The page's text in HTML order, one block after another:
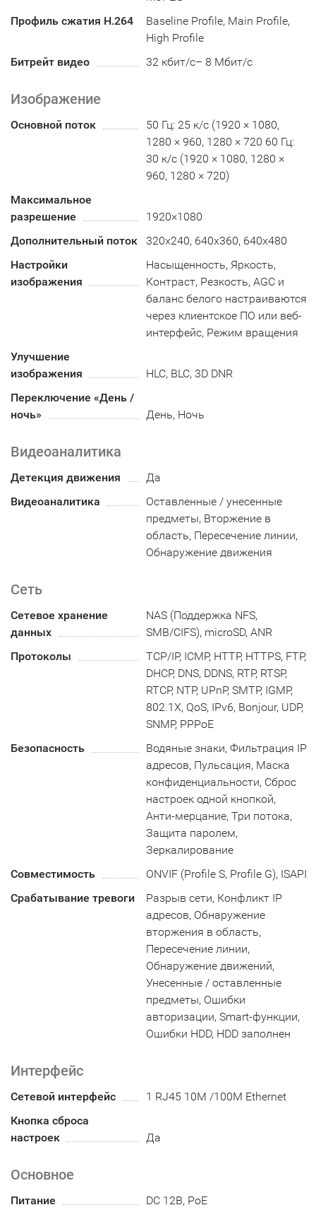
Профиль сжатия H.264
Baseline Profile, Main Profile,
High Profile
Битрейт видео
32 кбит/с– 8 Мбит/с
Изображение
Основной поток
50 Гц: 25 к/с (1920 × 1080,
1280 × 960, 1280 × 720 60 Гц:
30 к/с (1920 × 1080, 1280 ×
960, 1280 × 720)
Максимальное
разрешение
1920×1080
Дополнительный поток
320x240, 640x360, 640x480
Настройки
изображения
Насыщенность, Яркость,
Контраст, Резкость, AGC и
баланс белого настраиваются
через клиентское ПО или веб-
интерфейс, Режим вращения
Улучшение
изображения
HLC, BLC, 3D DNR
Переключение «День /
ночь»
День, Ночь
Видеоаналитика
Детекция движения
Да
Видеоаналитика
Оставленные / унесенные
предметы, Вторжение в
область, Пересечение линии,
Обнаружение движения
Сеть
Сетевое хранение
данных
NAS (Поддержка NFS,
SMB/CIFS), microSD, ANR
Протоколы
TCP/IP, ICMP, HTTP, HTTPS, FTP,
DHCP, DNS, DDNS, RTP, RTSP,
RTCP, NTP, UPnP, SMTP, IGMP,
802.1X, QoS, IPv6, Bonjour, UDP,
SNMP, PPPoE
Безопасность
Водяные знаки, Фильтрация IP
адресов, Пульсация, Маска
конфиденциальности, Сброс
настроек одной кнопкой,
Анти-мерцание, Три потока,
Защита паролем,
Зеркалирование
Совместимость
ONVIF (Profile S, Profile G), ISAPI
Срабатывание тревоги
Разрыв сети, Конфликт IP
адресов, Обнаружение
вторжения в область,
Пересечение линии,
Обнаружение движений,
Унесенные / оставленные
предметы, Ошибки
авторизации, Smart-функции,
Ошибки HDD, HDD заполнен
Интерфейс
Сетевой интерфейс
1 RJ45 10M /100M Ethernet
Кнопка сброса
настроек
Да
Основное
Питание
DC 12В, PoE